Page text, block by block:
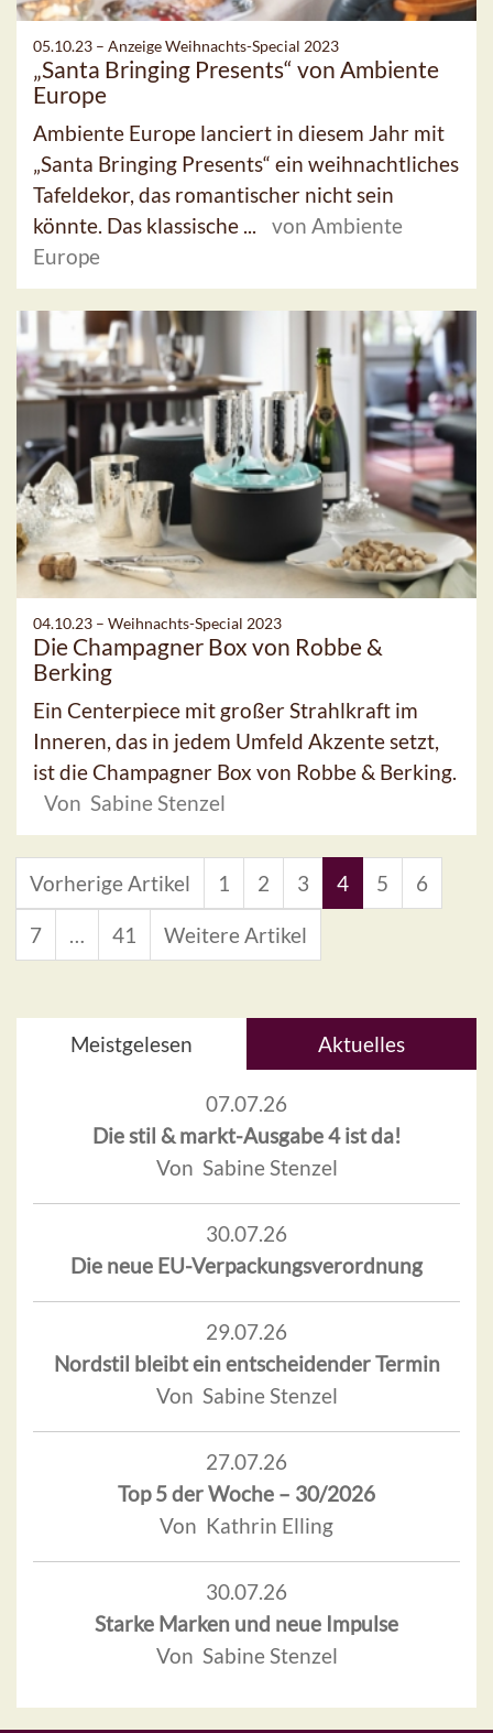
05.10.23 – Anzeige Weihnachts-Special 2023
„Santa Bringing Presents“ von Ambiente
Europe
Ambiente Europe lanciert in diesem Jahr mit
„Santa Bringing Presents“ ein weihnachtliches
Tafeldekor, das romantischer nicht sein
könnte. Das klassische ...
von Ambiente
Europe
04.10.23 – Weihnachts-Special 2023
Die Champagner Box von Robbe &
Berking
Ein Centerpiece mit großer Strahlkraft im
Inneren, das in jedem Umfeld Akzente setzt,
ist die Champagner Box von Robbe & Berking.
Von Sabine Stenzel
Vorherige Artikel 1 2 3 4 5 6
7 … 41 Weitere Artikel
Meistgelesen Aktuelles
07.07.26
Die stil & markt-Ausgabe 4 ist da!
Von Sabine Stenzel
30.07.26
Die neue EU-Verpackungsverordnung
29.07.26
Nordstil bleibt ein entscheidender Termin
Von Sabine Stenzel
27.07.26
Top 5 der Woche – 30/2026
Von Kathrin Elling
30.07.26
Starke Marken und neue Impulse
Von Sabine Stenzel